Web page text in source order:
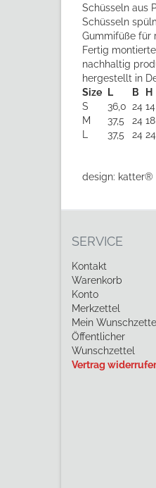
Schüsseln aus
Schüsseln
Gummifüße für
Fertig
nachhaltig
hergestellt in
Size
L B H
S
36,0 24 14
M
37,5 24 18
37,5 24 24
design: katter®
SERVICE
Kontakt
Warenkorb
Konto
Merkzettel
Mein Wunschzettel
Öffentlicher
Wunschzettel
Vertrag